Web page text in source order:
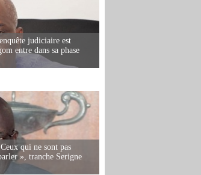
judiciaire est
entre dans sa phase
qui ne sont pas
», tranche Serigne